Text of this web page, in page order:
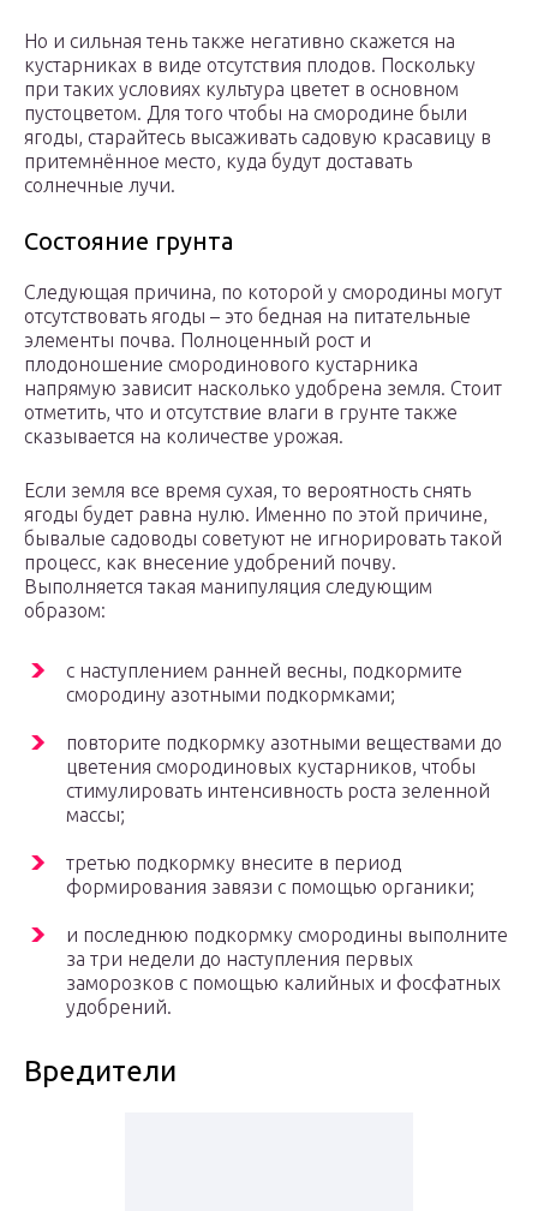
Но и сильная тень также негативно скажется на
кустарниках в виде отсутствия плодов. Поскольку
при таких условиях культура цветет в основном
пустоцветом. Для того чтобы на смородине были
ягоды, старайтесь высаживать садовую красавицу в
притемнённое место, куда будут доставать
солнечные лучи.
Состояние грунта
Следующая причина, по которой у смородины могут
отсутствовать ягоды – это бедная на питательные
элементы почва. Полноценный рост и
плодоношение смородинового кустарника
напрямую зависит насколько удобрена земля. Стоит
отметить, что и отсутствие влаги в грунте также
сказывается на количестве урожая.
Если земля все время сухая, то вероятность снять
ягоды будет равна нулю. Именно по этой причине,
бывалые садоводы советуют не игнорировать такой
процесс, как внесение удобрений почву.
Выполняется такая манипуляция следующим
образом:
с наступлением ранней весны, подкормите
смородину азотными подкормками;
повторите подкормку азотными веществами до
цветения смородиновых кустарников, чтобы
стимулировать интенсивность роста зеленной
массы;
третью подкормку внесите в период
формирования завязи с помощью органики;
и последнюю подкормку смородины выполните
за три недели до наступления первых
заморозков с помощью калийных и фосфатных
удобрений.
Вредители